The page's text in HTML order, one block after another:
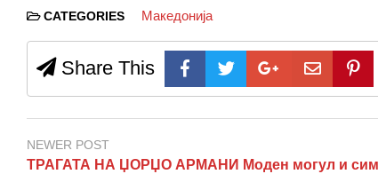
CATEGORIES Македонија
Share This
NEWER POST
ТРАГАТА НА ЏОРЏО АРМАНИ Моден могул и